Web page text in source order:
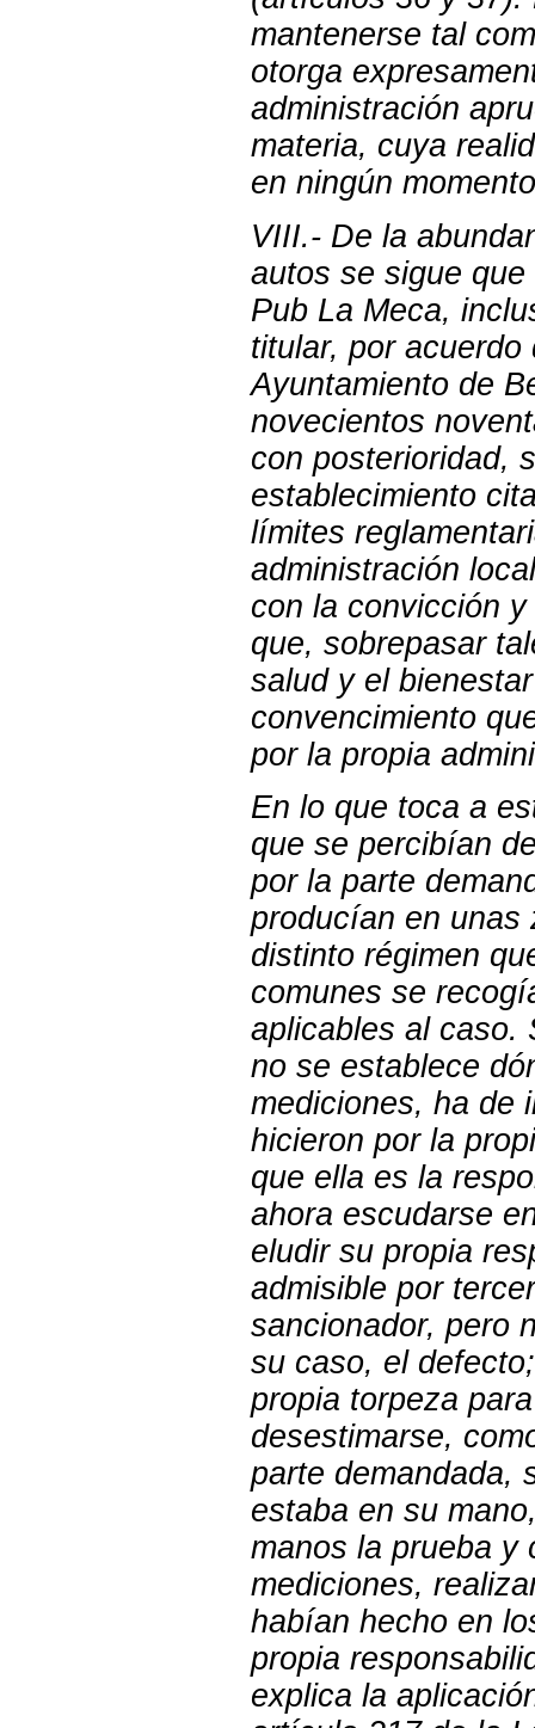
mantenerse tal
otorga
administración
materia, cuya
en ningún
VIII.- De la
autos se sigue
Pub La Meca,
titular, por
Ayuntamiento de
novecientos
con posterioridad,
establecimiento
límites
administración
con la convicción
que, sobrepasar
salud y el
convencimiento
por la propia
En lo que toca a
que se percibían
por la parte
producían en unas
distinto régimen
comunes se
aplicables al caso.
no se establece
mediciones, ha de
hicieron por la
que ella es la
ahora escudarse
eludir su propia
admisible por
sancionador, pero
su caso, el
propia torpeza
desestimarse,
parte demandada,
estaba en su
manos la prueba y
mediciones,
habían hecho en
propia
explica la